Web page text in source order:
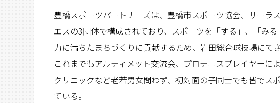
豊橋スポーツパートナーズは、豊橋市スポーツ協会、サーラ
エスの3団体で構成されており、スポーツを「する」、「み
力に満ちたまちづくりに貢献するため、岩田総合球技場にて
これまでもアルティメット交流会、プロテニスプレイヤーに
クリニックなど老若男女問わず、初対面の子同士でも皆でス
ている。